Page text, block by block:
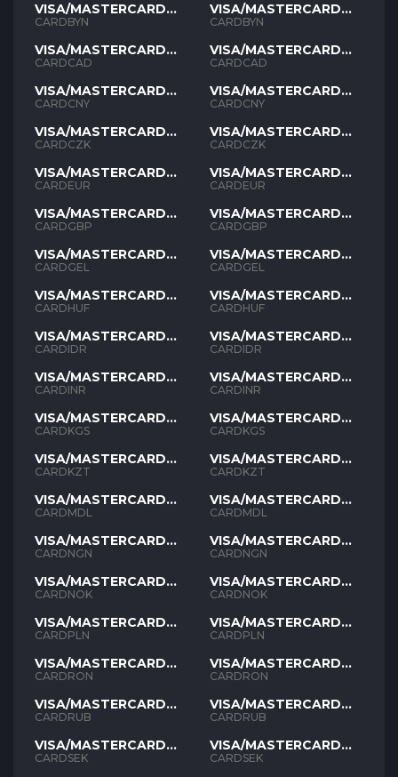
VISA/MASTERCARD
BYN
CARDBYN
VISA/MASTERCARD
CAD
CARDCAD
VISA/MASTERCARD
CNY
CARDCNY
VISA/MASTERCARD
CZK
CARDCZK
VISA/MASTERCARD
EUR
CARDEUR
VISA/MASTERCARD
GBP
CARDGBP
VISA/MASTERCARD
GEL
CARDGEL
VISA/MASTERCARD
HUF
CARDHUF
VISA/MASTERCARD
IDR
CARDIDR
VISA/MASTERCARD
INR
CARDINR
VISA/MASTERCARD
KGS
CARDKGS
VISA/MASTERCARD
KZT
CARDKZT
VISA/MASTERCARD
MDL
CARDMDL
VISA/MASTERCARD
NGN
CARDNGN
VISA/MASTERCARD
NOK
CARDNOK
VISA/MASTERCARD
PLN
CARDPLN
VISA/MASTERCARD
RON
CARDRON
VISA/MASTERCARD
RUB
CARDRUB
VISA/MASTERCARD
SEK
CARDSEK
VISA/MASTERCARD
BYN
CARDBYN
VISA/MASTERCARD
CAD
CARDCAD
VISA/MASTERCARD
CNY
CARDCNY
VISA/MASTERCARD
CZK
CARDCZK
VISA/MASTERCARD
EUR
CARDEUR
VISA/MASTERCARD
GBP
CARDGBP
VISA/MASTERCARD
GEL
CARDGEL
VISA/MASTERCARD
HUF
CARDHUF
VISA/MASTERCARD
IDR
CARDIDR
VISA/MASTERCARD
INR
CARDINR
VISA/MASTERCARD
KGS
CARDKGS
VISA/MASTERCARD
KZT
CARDKZT
VISA/MASTERCARD
MDL
CARDMDL
VISA/MASTERCARD
NGN
CARDNGN
VISA/MASTERCARD
NOK
CARDNOK
VISA/MASTERCARD
PLN
CARDPLN
VISA/MASTERCARD
RON
CARDRON
VISA/MASTERCARD
RUB
CARDRUB
VISA/MASTERCARD
SEK
CARDSEK